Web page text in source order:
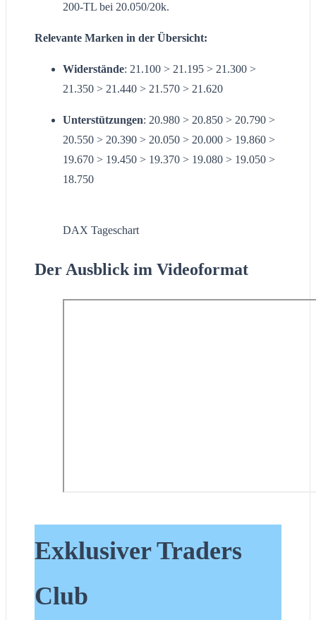
200-TL bei 20.050/20k.
Relevante Marken in der Übersicht:
Widerstände: 21.100 > 21.195 > 21.300 >
21.350 > 21.440 > 21.570 > 21.620
Unterstützungen: 20.980 > 20.850 > 20.790 >
20.550 > 20.390 > 20.050 > 20.000 > 19.860 >
19.670 > 19.450 > 19.370 > 19.080 > 19.050 >
18.750
DAX Tageschart
Der Ausblick im Videoformat
Exklusiver Traders
Club